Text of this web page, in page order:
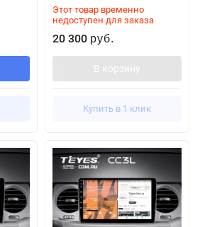
Этот товар временно
недоступен для заказа
20 300 руб.
В корзину
Купить в 1 клик